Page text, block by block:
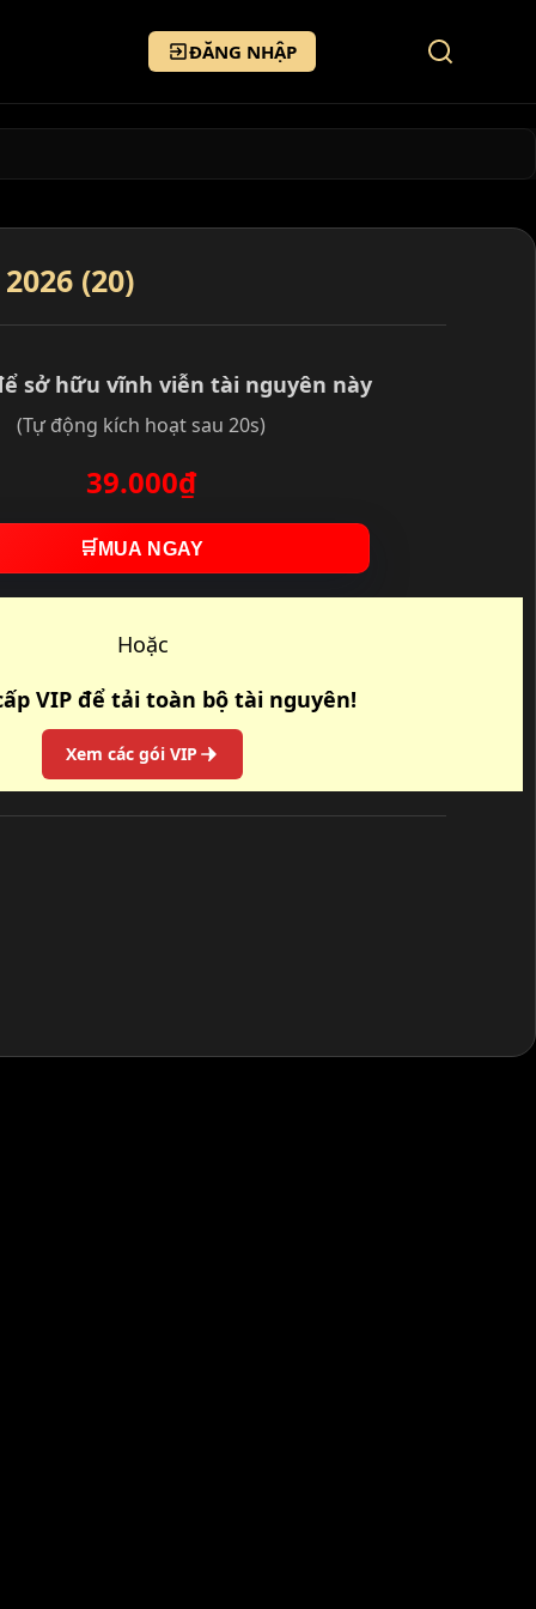
ĐĂNG NHẬP
(20)
sở hữu vĩnh viễn tài nguyên này
(Tự động kích hoạt sau 20s)
39.000₫
🛒 MUA NGAY
Hoặc
VIP để tải toàn bộ tài nguyên!
Xem các gói VIP